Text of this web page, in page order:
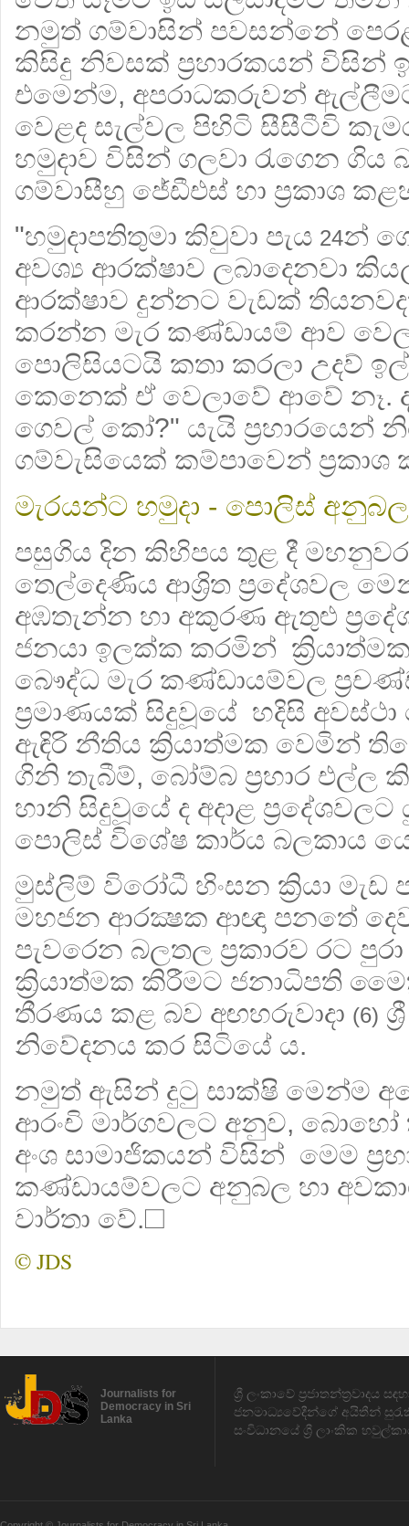
නමුත් ගම්වාසින් පවසන්නේ
කිසිදු නිවසක් ප්‍රහාරකයන් විසින්
එමෙන්ම, අපරාධකරුවන්
වෙළද සැල්වල පිහිටි සීසීටීවි
හමුදාව විසින් ගලවා රැගෙන ගිය
ගම්වාසීහු ජේඩීඑස් හා ප්‍රකාශ
"හමුදාපතිතුමා කිවුවා පැය 24න්
අවශ්‍ය ආරක්ෂාව ලබාදෙනවා
ආරක්ෂාව දුන්නට වැඩක් තියනවද
කරන්න මැර කණ්ඩායම් ආව
පොලිසියටයි කතා කරලා උදව්
කෙනෙක් ඒ වෙලාවේ ආවේ නෑ.
ගෙවල් කෝ?" යැයි ප්‍රහාරයෙන්
ගම්වැසියෙක් කම්පාවෙන් ප්‍රකාශ
මැරයන්ට හමුදා - පොලිස් අනුබල
පසුගිය දින කිහිපය තුළ දී මහනුවර
තෙල්දෙණිය ආශ්‍රිත ප්‍රදේශවල
අඹතැන්න හා අකුරණ ඇතුළු
ජනයා ඉලක්ක කරමින් ක්‍රියාත්මක
බෞද්ධ මැර කණ්ඩායම්වල
ප්‍රමාණයක් සිදුවූයේ හදිසි
ඇඳිරි නීතිය ක්‍රියාත්මක වෙමින්
ගිනි තැබීම්, බෝම්බ ප්‍රහාර එල්ල
හානි සිදුවූයේ ද අදාළ
පොලිස් විශේෂ කාර්ය බලකාය
මුස්ලිම් විරෝධී හිංසන ක්‍රියා මැඩ
මහජන ආරක්‍ෂක ආඥා පනතේ
පැවරෙන බලතල ප්‍රකාරව රට
ක්‍රියාත්මක කිරීමට ජනාධිපති
තීරණය කළ බව අඟහරුවාදා (6)
නිවේදනය කර සිටියේ ය.
නමුත් ඇසින් දුටු සාක්ෂි මෙන්ම
ආරංචි මාර්ගවලට අනුව, බොහෝ
අංශ සාමාජිකයන් විසින් මෙම
කණ්ඩායම්වලට අනුබල හා
වාර්තා වේ.☐
© JDS
Journalists for
Democracy in Sri
Lanka
ශ්‍රී ලංකාවේ ප්‍රජාතන්ත්‍රවාදය
ජනමාධ්‍යවේදීන්ගේ අයිතීන්
සංවිධානයේ ශ්‍රී ලාංකික